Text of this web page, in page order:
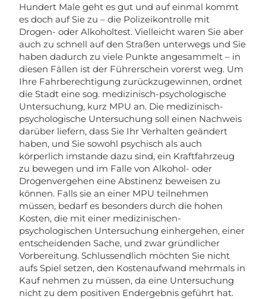
Hundert Male geht es gut und auf einmal kommt
es doch auf Sie zu – die Polizeikontrolle mit
Drogen- oder Alkoholtest. Vielleicht waren Sie aber
auch zu schnell auf den Straßen unterwegs und Sie
haben dadurch zu viele Punkte angesammelt – in
diesen Fällen ist der Führerschein vorerst weg. Um
Ihre Fahrberechtigung zurückzugewinnen, ordnet
die Stadt eine sog. medizinisch-psychologische
Untersuchung, kurz MPU an. Die medizinisch-
psychologische Untersuchung soll einen Nachweis
darüber liefern, dass Sie Ihr Verhalten geändert
haben, und Sie sowohl psychisch als auch
körperlich imstande dazu sind, ein Kraftfahrzeug
zu bewegen und im Falle von Alkohol- oder
Drogenvergehen eine Abstinenz beweisen zu
können. Falls sie an einer MPU teilnehmen
müssen, bedarf es besonders durch die hohen
Kosten, die mit einer medizinischen-
psychologischen Untersuchung einhergehen, einer
entscheidenden Sache, und zwar gründlicher
Vorbereitung. Schlussendlich möchten Sie nicht
aufs Spiel setzen, den Kostenaufwand mehrmals in
Kauf nehmen zu müssen, da eine Untersuchung
nicht zu dem positiven Endergebnis geführt hat.